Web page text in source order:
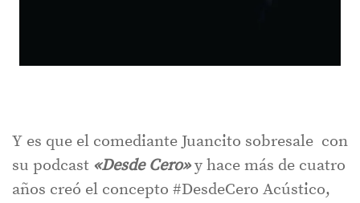
Y es que el comediante Juancito sobresale con
su podcast «Desde Cero»y hace más de cuatro
años creó el concepto #DesdeCero Acústico,